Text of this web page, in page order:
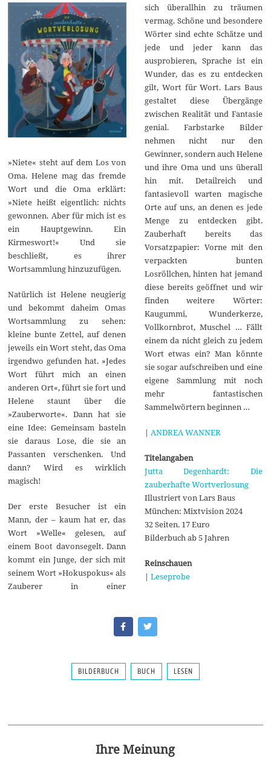
»Niete« steht auf dem Los von
Oma. Helene mag das fremde
Wort und die Oma erklärt:
»Niete heißt eigentlich: nichts
gewonnen. Aber für mich ist es
ein Hauptgewinn. Ein
Kirmeswort!« Und sie
beschließt, es ihrer
Wortsammlung hinzuzufügen.
Natürlich ist Helene neugierig
und bekommt daheim Omas
Wortsammlung zu sehen:
kleine bunte Zettel, auf denen
jeweils ein Wort steht, das Oma
irgendwo gefunden hat. »Jedes
Wort führt mich an einen
anderen Ort«, führt sie fort und
Helene staunt über die
»Zauberworte«. Dann hat sie
eine Idee: Gemeinsam basteln
sie daraus Lose, die sie an
Passanten verschenken. Und
dann? Wird es wirklich
magisch!
Der erste Besucher ist ein
Mann, der – kaum hat er, das
Wort »Welle« gelesen, auf
einem Boot davonsegelt. Dann
kommt ein Junge, der sich mit
seinem Wort »Hokuspokus« als
Zauberer in einer
sich überallhin zu träumen
vermag. Schöne und besondere
Wörter sind echte Schätze und
jede und jeder kann das
ausprobieren, Sprache ist ein
Wunder, das es zu entdecken
gilt, Wort für Wort. Lars Baus
gestaltet diese Übergänge
zwischen Realität und Fantasie
genial. Farbstarke Bilder
nehmen nicht nur den
Gewinner, sondern auch Helene
und ihre Oma und uns überall
hin mit. Detailreich und
fantasievoll warten magische
Orte auf uns, an denen es jede
Menge zu entdecken gibt.
Zauberhaft bereits das
Vorsatzpapier: Vorne mit den
verpackten bunten
Losröllchen, hinten hat jemand
diese bereits geöffnet und wir
finden weitere Wörter:
Kaugummi, Wunderkerze,
Vollkornbrot, Muschel … Fällt
einem da nicht gleich zu jedem
Wort etwas ein? Man könnte
sie sogar aufschreiben und eine
eigene Sammlung mit noch
mehr fantastischen
Sammelwörtern beginnen …
| ANDREA WANNER
Titelangaben
Jutta Degenhardt: Die
zauberhafte Wortverlosung
Illustriert von Lars Baus
München: Mixtvision 2024
32 Seiten. 17 Euro
Bilderbuch ab 5 Jahren
Reinschauen
| Leseprobe
BILDERBUCH BUCH LESEN
Ihre Meinung